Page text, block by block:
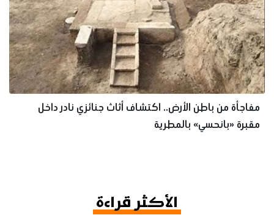
مفاجأة من باطن الأرض.. اكتشاف أثاث جنائزي نادر داخل
مقبرة «بانحسي» بالمطرية
الأكثر قراءة